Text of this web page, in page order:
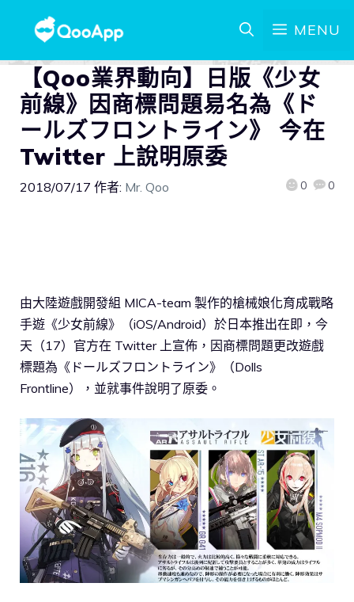
MENU
【Qoo業界動向】日版《少女
前線》因商標問題易名為《ド
ールズフロントライン》 今在
Twitter 上說明原委
2018/07/17 作者: Mr. Qoo 0 0
由大陸遊戲開發組 MICA-team 製作的槍械娘化育成戰略
手遊《少女前線》（iOS/Android）於日本推出在即，今
天（17）官方在 Twitter 上宣佈，因商標問題更改遊戲
標題為《ドールズフロントライン》（Dolls
Frontline），並就事件說明了原委。